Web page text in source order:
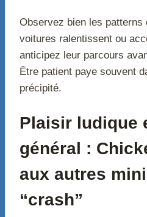
Observez bien les patterns
voitures ralentissent ou
anticipez leur parcours
Être patient paye souvent
précipité.
Plaisir ludique
général :
aux autres
“crash”